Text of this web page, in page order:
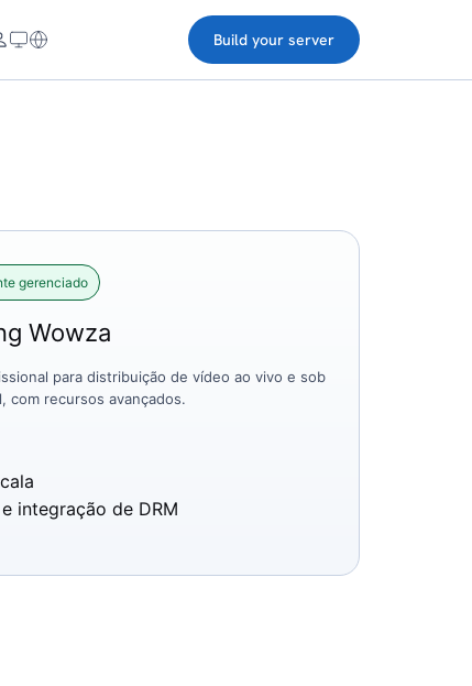
Build your server
gerenciado
Wowza
para distribuição de vídeo ao vivo e sob
com recursos avançados.
integração de DRM